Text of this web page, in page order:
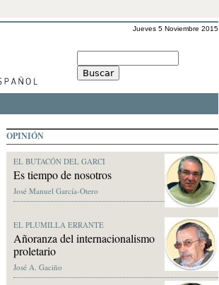
Jueves 5 Noviembre 2015
OPINIÓN
EL BUTACÓN DEL GARCI
Es tiempo de nosotros
José Manuel García-Otero
EL PLUMILLA ERRANTE
Añoranza del internacionalismo
proletario
José A. Gaciño